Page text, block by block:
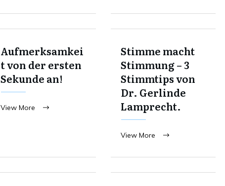
Aufmerksamkei
t von der ersten
Sekunde an!
View More
Stimme macht
Stimmung – 3
Stimmtips von
Dr. Gerlinde
Lamprecht.
View More